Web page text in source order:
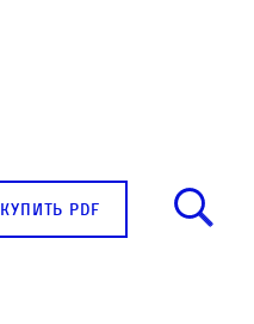
купить pdf